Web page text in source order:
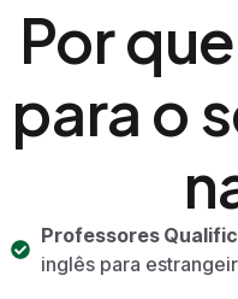
Por
para o
Professores
inglês para